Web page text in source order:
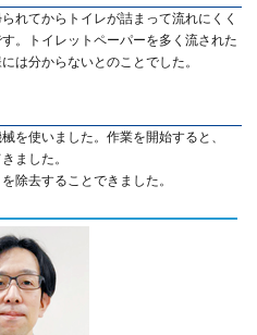
れてからトイレが詰まって流れにくく
。トイレットペーパーを多く流された
は分からないとのことでした。
を使いました。作業を開始すると、
ました。
除去することできました。